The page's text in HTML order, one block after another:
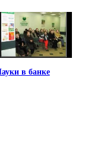
в банке